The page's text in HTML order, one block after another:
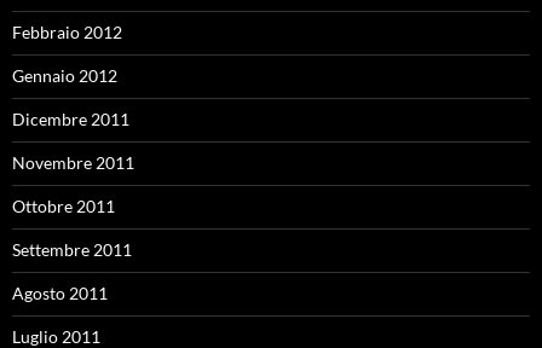
Febbraio 2012
Gennaio 2012
Dicembre 2011
Novembre 2011
Ottobre 2011
Settembre 2011
Agosto 2011
Luglio 2011